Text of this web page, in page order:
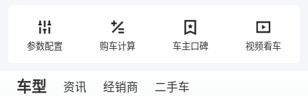
参数配置 购车计算 车主口碑 视频看车
车型 资讯 经销商 二手车